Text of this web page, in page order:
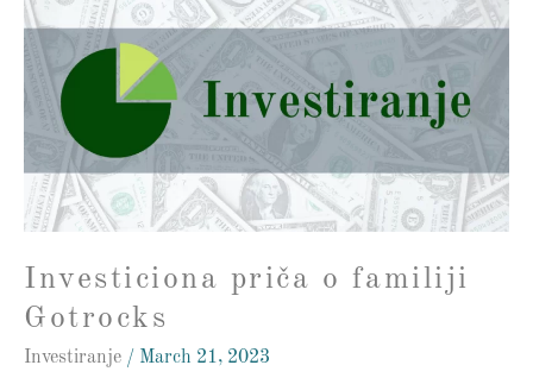
Investiciona priča o familiji
Gotrocks
Investiranje / March 21, 2023
priča
familiji
Gotrocks